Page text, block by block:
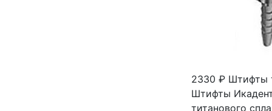
2330 ₽ Штифты
Штифты
титанового